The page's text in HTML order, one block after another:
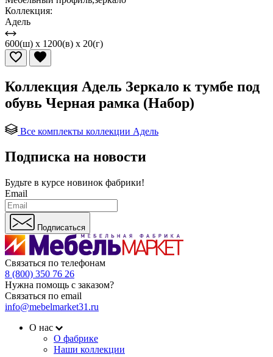
Коллекция:
Адель
600(ш) x 1200(в) x 20(г)
Коллекция Адель Зеркало к тумбе под
обувь Черная рамка (Набор)
Все комплекты коллекции Адель
Подписка на новости
Будьте в курсе новинок фабрики!
Email
Подписаться
Связаться по телефонам
8 (800) 350 76 26
Нужна помощь с заказом?
Связаться по email
info@mebelmarket31.ru
О нас
О фабрике
Наши коллекции